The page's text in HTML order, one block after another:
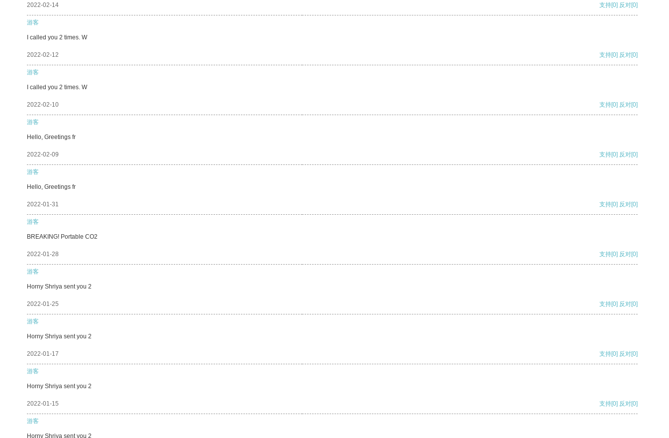
2022-02-14 支持[0] 反对[0]
游客
I called you 2 times. W
2022-02-12 支持[0] 反对[0]
游客
I called you 2 times. W
2022-02-10 支持[0] 反对[0]
游客
Hello, Greetings fr
2022-02-09 支持[0] 反对[0]
游客
Hello, Greetings fr
2022-01-31 支持[0] 反对[0]
游客
BREAKING! Portable CO2
2022-01-28 支持[0] 反对[0]
游客
Horny Shriya sent you 2
2022-01-25 支持[0] 反对[0]
游客
Horny Shriya sent you 2
2022-01-17 支持[0] 反对[0]
游客
Horny Shriya sent you 2
2022-01-15 支持[0] 反对[0]
游客
Horny Shriya sent you 2